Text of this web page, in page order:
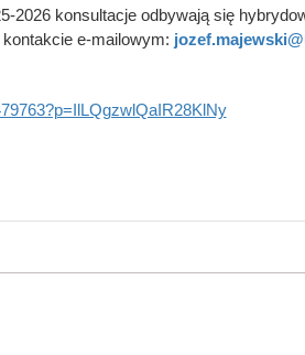
2026 konsultacje odbywają się
e-mailowym: